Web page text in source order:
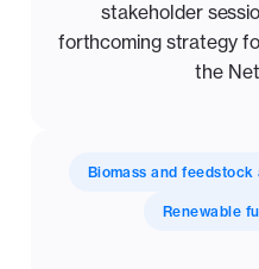
stakeholder
forthcoming strategy
the
Biomass and
Renewable